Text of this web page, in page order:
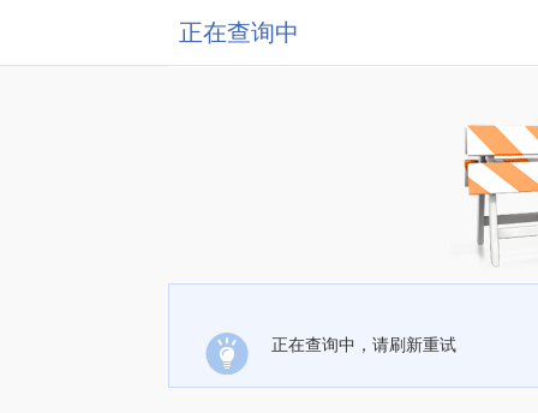
正在查询中
正在查询中，请刷新重试